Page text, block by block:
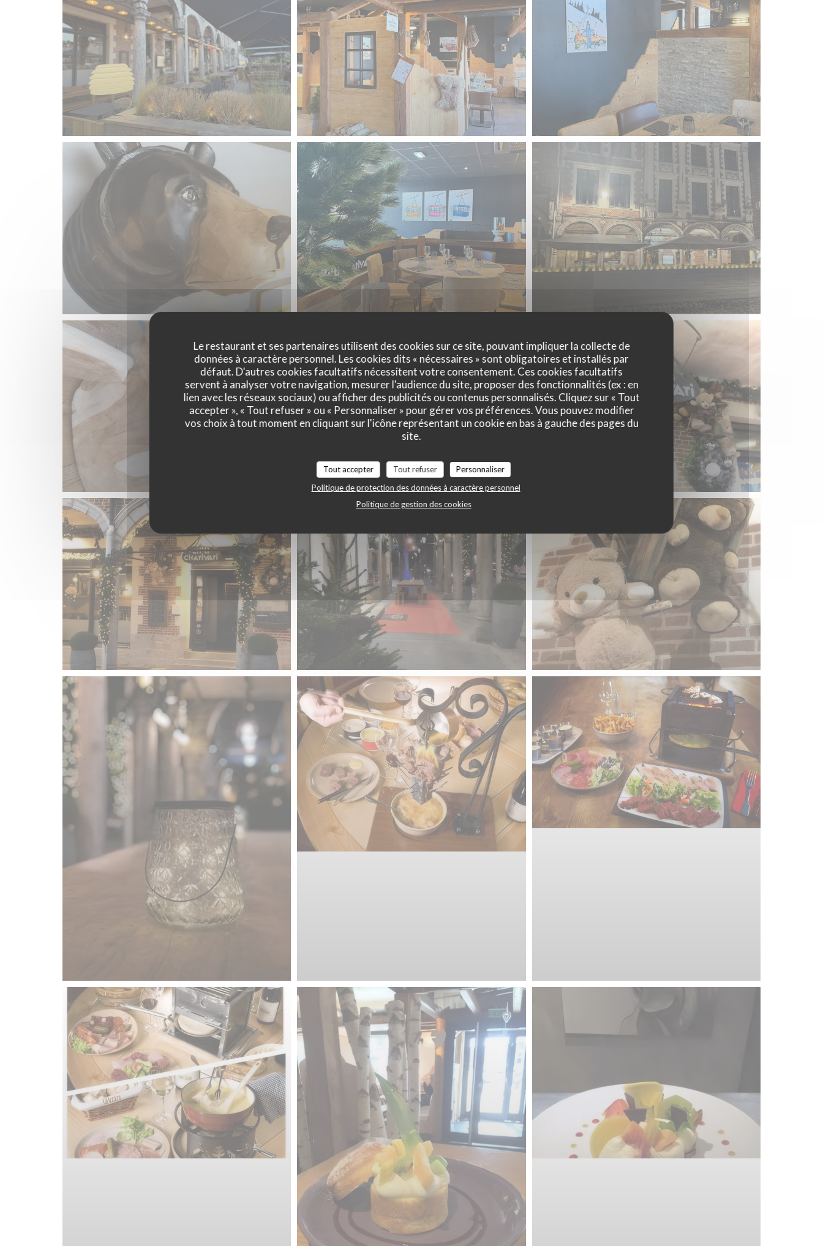
Le restaurant et ses partenaires utilisent des cookies sur ce site, pouvant impliquer la collecte de
données à caractère personnel. Les cookies dits « nécessaires » sont obligatoires et installés par
défaut. D'autres cookies facultatifs nécessitent votre consentement. Ces cookies facultatifs
servent à analyser votre navigation, mesurer l'audience du site, proposer des fonctionnalités (ex : en
lien avec les réseaux sociaux) ou afficher des publicités ou contenus personnalisés. Cliquez sur « Tout
accepter », « Tout refuser » ou « Personnaliser » pour gérer vos préférences. Vous pouvez modifier
vos choix à tout moment en cliquant sur l'icône représentant un cookie en bas à gauche des pages du
site.
Tout accepter Tout refuser
Personnaliser
Politique de protection des données à caractère personnel
Politique de gestion des cookies